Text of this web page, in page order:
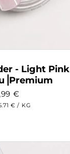
- Light Pink
€
€ / PRO
KG